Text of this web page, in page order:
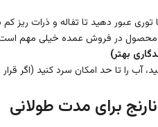
توری عبور دهید تا تفاله و ذرات ریز
محصول در فروش عمده خیلی مهم
بهتر)
آب را تا حد امکان سرد کنید (اگر